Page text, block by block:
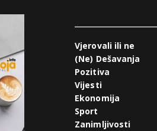
Vjerovali ili ne
(Ne) Dešavanja
Pozitiva
Vijesti
Ekonomija
Sport
Zanimljivosti